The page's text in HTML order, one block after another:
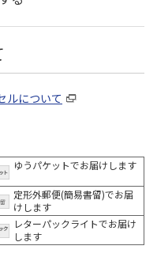
ルについて
ゆうパケットでお届けします
定形外郵便(簡易書留)でお届
けします
レターパックライトでお届け
します